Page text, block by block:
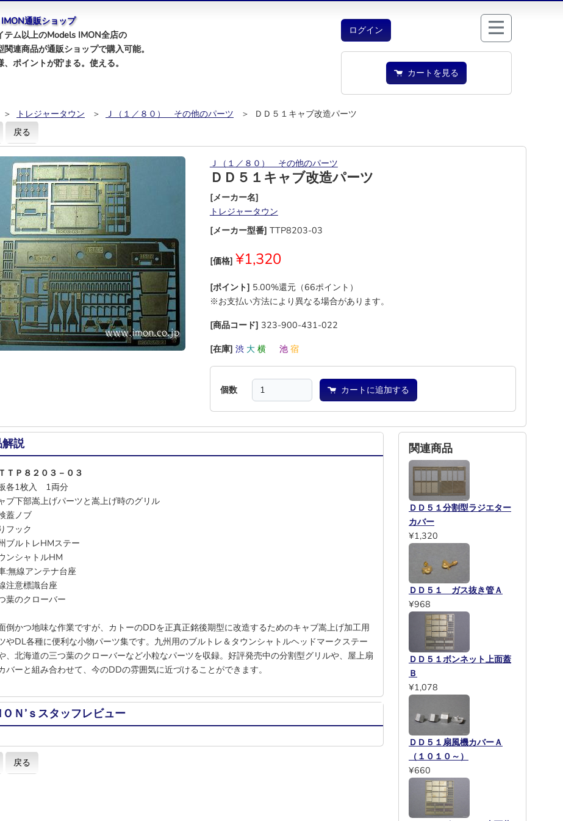
通販ショップ
テム以上のModels IMON全店の
関連商品が通販ショップで購入可能。
、ポイントが貯まる。使える。
ログイン
カートを見る
＞ トレジャータウン ＞ Ｊ（１／８０） その他のパーツ
＞ ＤＤ５１キャブ改造パーツ
戻る
Ｊ（１／８０） その他のパーツ
ＤＤ５１キャブ改造パーツ
[メーカー名]
トレジャータウン
[メーカー型番] TTP8203-03
[価格] ¥1,320
[ポイント] 5.00%還元（66ポイント）
※お支払い方法により異なる場合があります。
[商品コード] 323-900-431-022
[在庫] 渋 大 横 池 宿
個数 カートに追加する
説
ＴＰ８２０３－０３
各1枚入 1両分
ブ下部嵩上げパーツと嵩上げ時のグリル
蓋ノブ
フック
ブルトレHMステー
ンシャトルHM
:無線アンテナ台座
注意標識台座
葉のクローバー
倒かつ地味な作業ですが、カトーのDDを正真正銘後期型に改造するためのキャブ嵩上げ加工用
やDL各種に便利な小物パーツ集です。九州用のブルトレ＆タウンシャトルヘッドマークステー
、北海道の三つ葉のクローバーなど小粒なパーツを収録。好評発売中の分割型グリルや、屋上扇
バーと組み合わせて、今のDDの雰囲気に近づけることができます。
ＯＮ’ｓスタッフレビュー
戻る
関連商品
ＤＤ５１分割型ラジエター
カバー
¥1,320
ＤＤ５１ ガス抜き管Ａ
¥968
ＤＤ５１ボンネット上面蓋
Ｂ
¥1,078
ＤＤ５１扇風機カバーＡ
（１０１０～）
¥660